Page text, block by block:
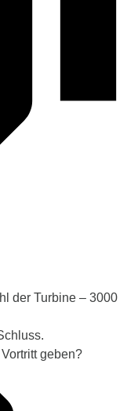
der Turbine – 3000
geben?